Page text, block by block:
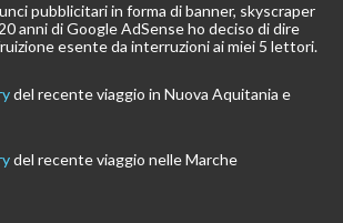
pubblicitari in forma di banner, skyscraper
anni di Google AdSense ho deciso di dire
esente da interruzioni ai miei 5 lettori.
del recente viaggio in Nuova Aquitania e
del recente viaggio nelle Marche